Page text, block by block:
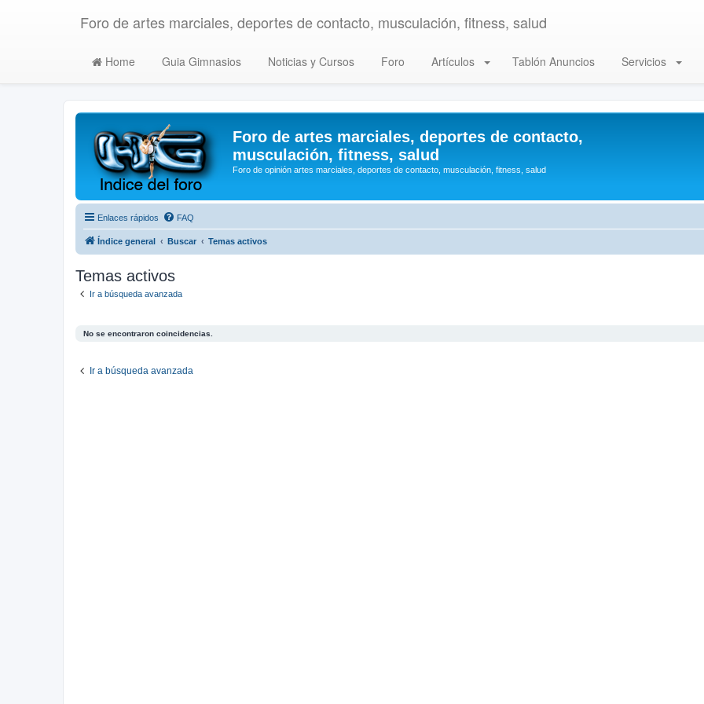
Foro de artes marciales, deportes de contacto, musculación, fitness, salud
Home Guia Gimnasios Noticias y Cursos Foro Artículos Tablón Anuncios Servicios
Foro de artes marciales, deportes de contacto,
musculación, fitness, salud
Foro de opinión artes marciales, deportes de contacto, musculación, fitness, salud
Enlaces rápidos FAQ
Índice general Buscar Temas activos
Temas activos
Ir a búsqueda avanzada
No se encontraron coincidencias.
Ir a búsqueda avanzada